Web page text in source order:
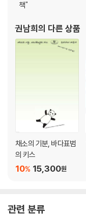
책"
권남희의 다른 상품
채소의 기분, 바다표범
의 키스
15,300원
10%
관련 분류